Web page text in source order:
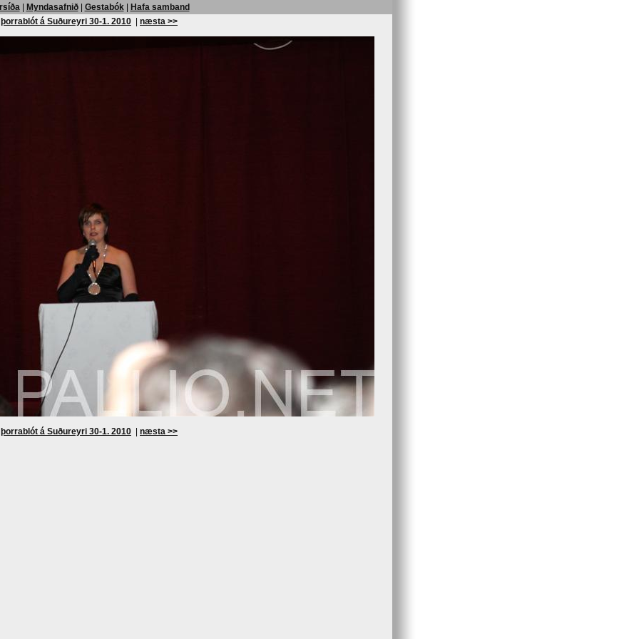
| Myndasafnið| Gestabók|
Hafa samband
þorrablót á Suðureyri 30-1. 2010
næsta >>
þorrablót á Suðureyri 30-1. 2010 næsta >>